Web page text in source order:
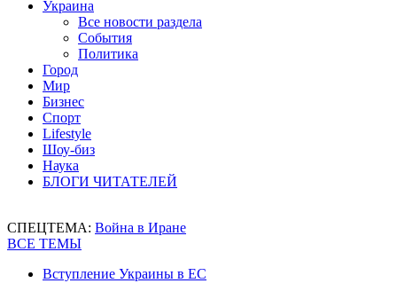
Украина
Все новости раздела
События
Политика
Город
Мир
Бизнес
Спорт
Lifestyle
Шоу-биз
Наука
БЛОГИ ЧИТАТЕЛЕЙ
СПЕЦТЕМА: Война в Иране
ВСЕ ТЕМЫ
Вступление Украины в ЕС